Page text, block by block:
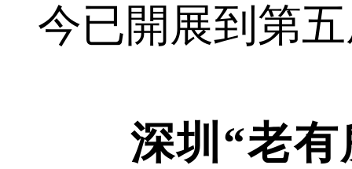
今已開展到第
深圳“老